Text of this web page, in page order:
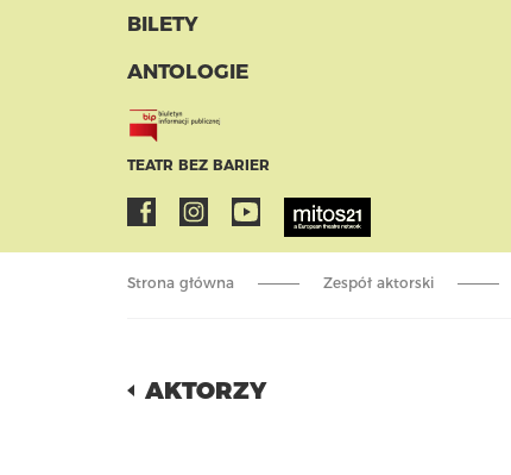
BILETY
ANTOLOGIE
TEATR BEZ BARIER
Strona główna Zespół aktorski
AKTORZY